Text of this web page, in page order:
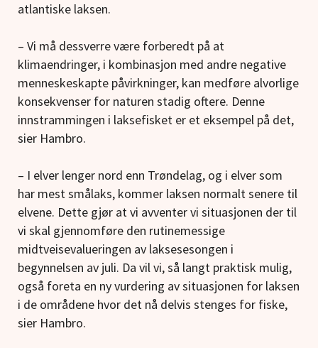
atlantiske laksen.
– Vi må dessverre være forberedt på at
klimaendringer, i kombinasjon med andre negative
menneskeskapte påvirkninger, kan medføre alvorlige
konsekvenser for naturen stadig oftere. Denne
innstrammingen i laksefisket er et eksempel på det,
sier Hambro.
– I elver lenger nord enn Trøndelag, og i elver som
har mest smålaks, kommer laksen normalt senere til
elvene. Dette gjør at vi avventer vi situasjonen der til
vi skal gjennomføre den rutinemessige
midtveisevalueringen av laksesesongen i
begynnelsen av juli. Da vil vi, så langt praktisk mulig,
også foreta en ny vurdering av situasjonen for laksen
i de områdene hvor det nå delvis stenges for fiske,
sier Hambro.